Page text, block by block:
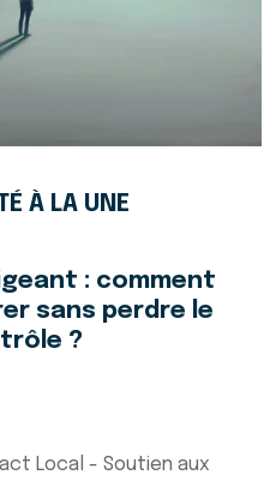
À LA UNE
: comment
sans perdre le
?
Local - Soutien aux